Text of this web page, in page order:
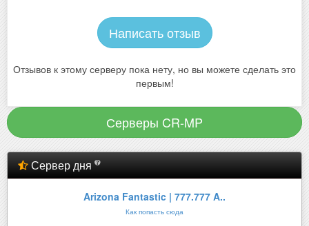
Написать отзыв
Отзывов к этому серверу пока нету, но вы можете сделать это
первым!
Серверы CR-MP
Сервер дня
Arizona Fantastic | 777.777 A..
Как попасть сюда